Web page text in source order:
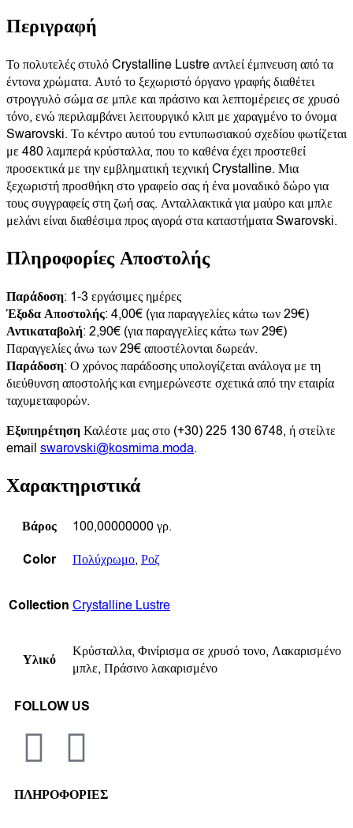
Περιγραφή
Το πολυτελές στυλό Crystalline Lustre αντλεί έμπνευση από τα
έντονα χρώματα. Αυτό το ξεχωριστό όργανο γραφής διαθέτει
στρογγυλό σώμα σε μπλε και πράσινο και λεπτομέρειες σε χρυσό
τόνο, ενώ περιλαμβάνει λειτουργικό κλιπ με χαραγμένο το όνομα
Swarovski. Το κέντρο αυτού του εντυπωσιακού σχεδίου φωτίζεται
με 480 λαμπερά κρύσταλλα, που το καθένα έχει προστεθεί
προσεκτικά με την εμβληματική τεχνική Crystalline. Μια
ξεχωριστή προσθήκη στο γραφείο σας ή ένα μοναδικό δώρο για
τους συγγραφείς στη ζωή σας. Ανταλλακτικά για μαύρο και μπλε
μελάνι είναι διαθέσιμα προς αγορά στα καταστήματα Swarovski.
Πληροφορίες Αποστολής
Παράδοση: 1-3 εργάσιμες ημέρες
Έξοδα Αποστολής: 4,00€ (για παραγγελίες κάτω των 29€)
Αντικαταβολή: 2,90€ (για παραγγελίες κάτω των 29€)
Παραγγελίες άνω των 29€ αποστέλονται δωρεάν.
Παράδοση: Ο χρόνος παράδοσης υπολογίζεται ανάλογα με τη
διεύθυνση αποστολής και ενημερώνεστε σχετικά από την εταιρία
ταχυμεταφορών.
ΕξυπηρέτησηΚαλέστε μας στο (+30) 225 130 6748, ή στείλτε
email swarovski@kosmima.moda.
Χαρακτηριστικά
Βάρος
100,00000000 γρ.
Color
Πολύχρωμο, Ροζ
Collection Crystalline Lustre
Υλικό
Κρύσταλλα, Φινίρισμα σε χρυσό τονο, Λακαρισμένο
μπλε, Πράσινο λακαρισμένο
FOLLOW US
ΠΛΗΡΟΦΟΡΙΕΣ